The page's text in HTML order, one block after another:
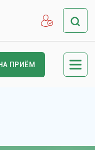
ПРИЁМ